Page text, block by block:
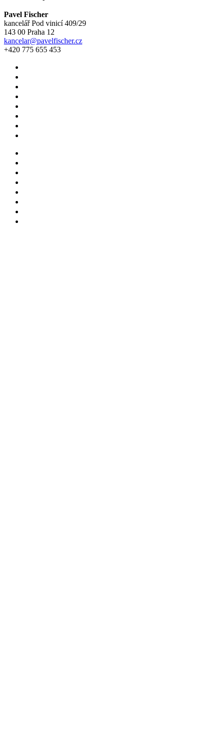
Pavel Fischer
kancelář Pod vinicí 409/29
143 00 Praha 12
kancelar@pavelfischer.cz
+420 775 655 453